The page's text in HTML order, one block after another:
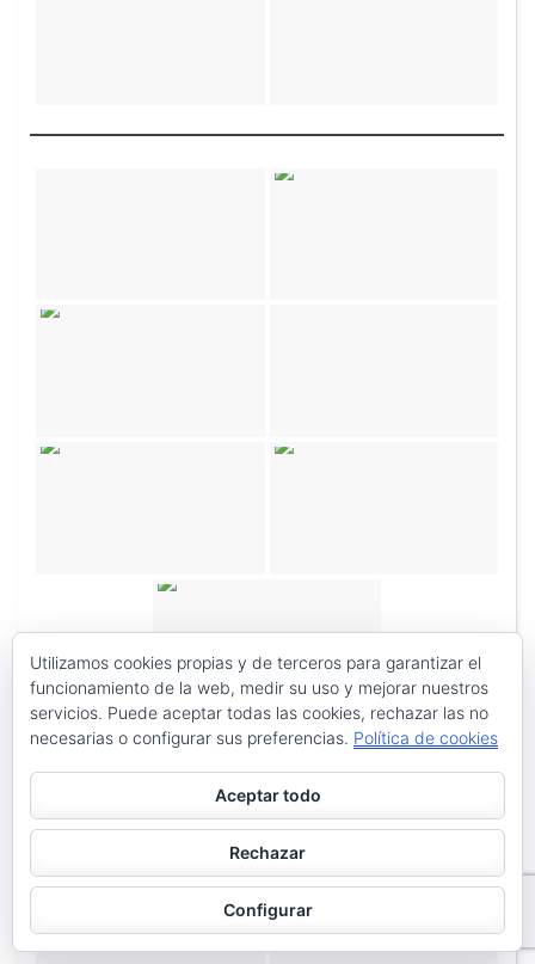
Utilizamos cookies propias y de terceros para garantizar el
funcionamiento de la web, medir su uso y mejorar nuestros
servicios. Puede aceptar todas las cookies, rechazar las no
necesarias o configurar sus preferencias. Política de cookies
Aceptar todo
Rechazar
Configurar